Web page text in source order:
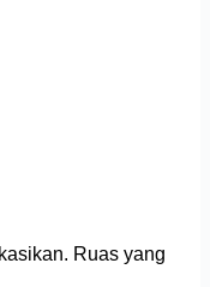
Ruas yang